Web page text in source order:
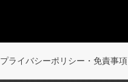
プライバシーポリシー・免責事項